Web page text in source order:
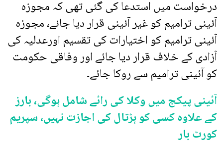
درخواست میں استدعا کی گئی تھی کہ مجوزہ
آئینی ترامیم کو غیر آئینی قرار دیا جائے، مجوزہ
آئینی ترامیم کو اختیارات کی تقسیم اورعدلیہ کی
آزادی کے خلاف قرار دیا جائے اور وفاقی حکومت
کو آئینی ترامیم سے روکا جائے۔
آئینی پیکج میں وکلا کی رائے شامل ہوگی، بارز
کے علاوہ کسی کو ہڑتال کی اجازت نہیں، سپریم
کورٹ بار